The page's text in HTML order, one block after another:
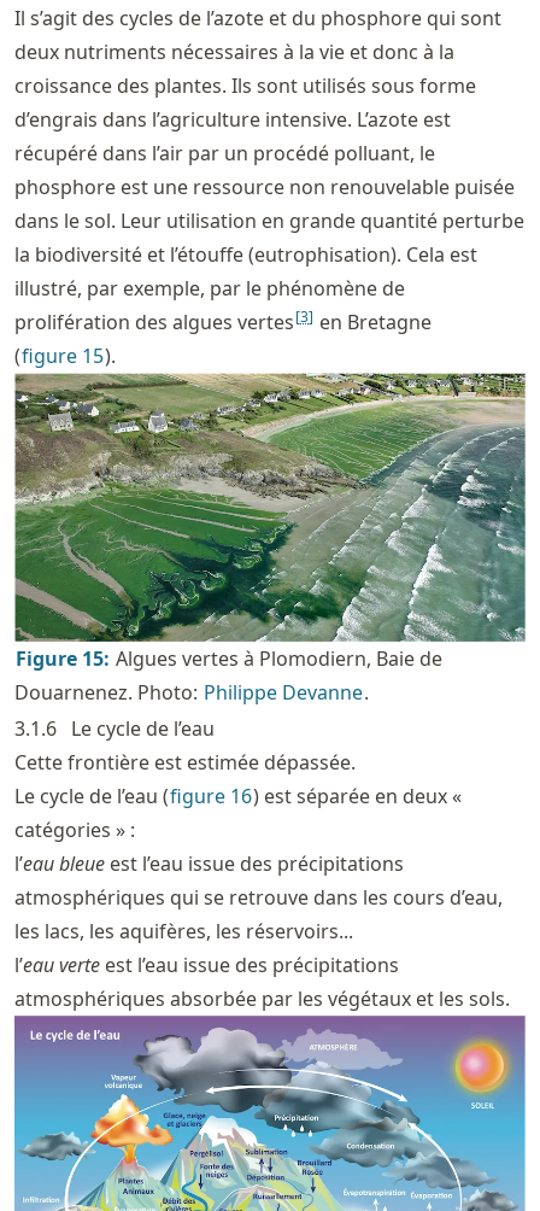
Il s’agit des cycles de l’azote et du phosphore qui sont
deux nutriments nécessaires à la vie et donc à la
croissance des plantes. Ils sont utilisés sous forme
d’engrais dans l’agriculture intensive. L’azote est
récupéré dans l’air par un procédé polluant, le
phosphore est une ressource non renouvelable puisée
dans le sol. Leur utilisation en grande quantité perturbe
la biodiversité et l’étouffe (eutrophisation). Cela est
illustré, par exemple, par le phénomène de
prolifération des algues vertes[3] en Bretagne
(figure 15).
Figure 15: Algues vertes à Plomodiern, Baie de
Douarnenez. Photo: Philippe Devanne.
3.1.6 Le cycle de l’eau
Cette frontière est estimée dépassée.
Le cycle de l’eau (figure 16) est séparée en deux «
catégories » :
l’eau bleue est l’eau issue des précipitations
atmosphériques qui se retrouve dans les cours d’eau,
les lacs, les aquifères, les réservoirs...
l’eau verte est l’eau issue des précipitations
atmosphériques absorbée par les végétaux et les sols.